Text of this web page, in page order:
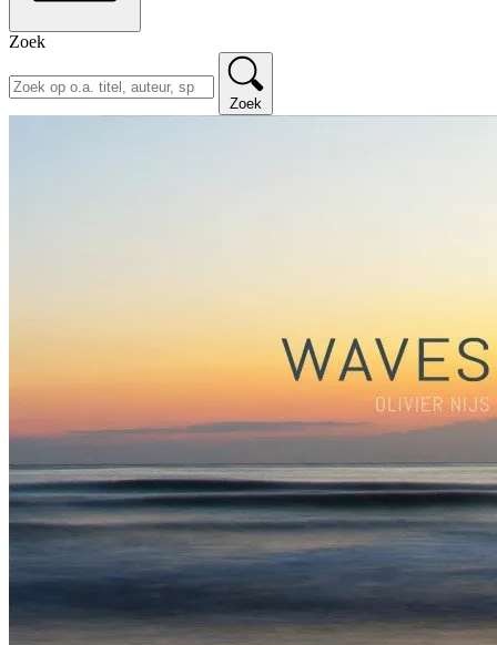
Zoek
Zoek